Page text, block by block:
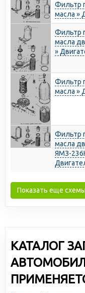
Фильтр
масла »
Фильтр
масла
»
Фильтр
масла »
Фильтр
масла
ЯМЗ-
Показать еще
КАТАЛОГ